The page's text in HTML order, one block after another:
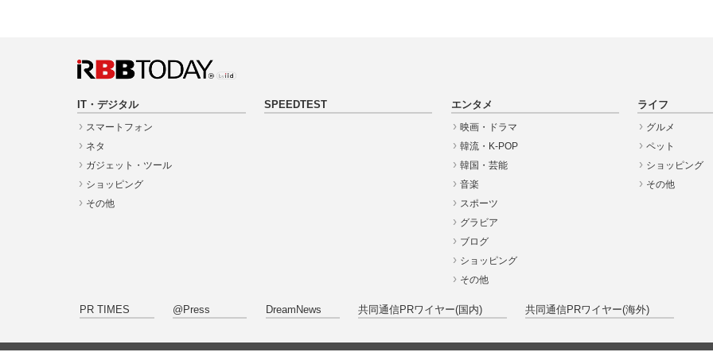
IT・デジタル
スマートフォン
ネタ
ガジェット・ツール
ショッピング
その他
SPEEDTEST
エンタメ
映画・ドラマ
韓流・K-POP
韓国・芸能
音楽
スポーツ
グラビア
ブログ
ショッピング
その他
ライフ
グルメ
ペット
ショッピング
その他
PR TIMES @Press DreamNews 共同通信PRワイヤー(国内) 共同通信PRワイヤー(海外)